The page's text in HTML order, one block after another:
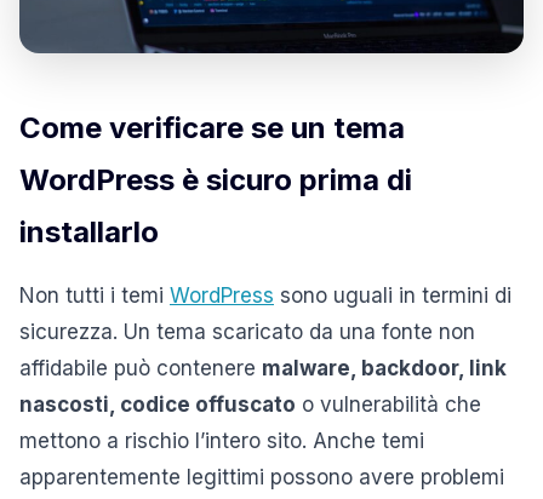
Come verificare se un tema
WordPress è sicuro prima di
installarlo
Non tutti i temi WordPress sono uguali in termini di
sicurezza. Un tema scaricato da una fonte non
affidabile può contenere malware, backdoor, link
nascosti, codice offuscato o vulnerabilità che
mettono a rischio l’intero sito. Anche temi
apparentemente legittimi possono avere problemi